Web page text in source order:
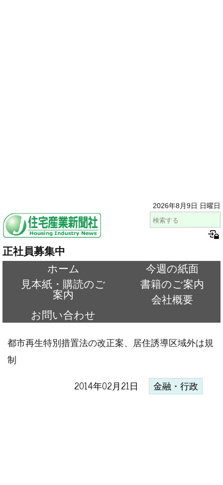
2026年8月9日 日曜日
正社員募集中
ホーム
今週の紙面
見本紙・購読のご
案内
書籍のご案内
会社概要
お問い合わせ
都市再生特別措置法の改正案、居住誘導区域外は規
制
2014年02月21日 金融・行政